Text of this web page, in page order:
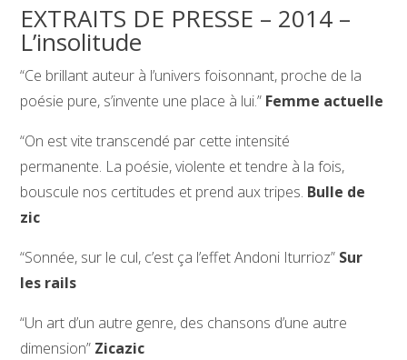
EXTRAITS DE PRESSE – 2014 –
L’insolitude
“Ce brillant auteur à l’univers foisonnant, proche de la
poésie pure, s’invente une place à lui.” Femme actuelle
“On est vite transcendé par cette intensité
permanente. La poésie, violente et tendre à la fois,
bouscule nos certitudes et prend aux tripes. Bulle de
zic
“Sonnée, sur le cul, c’est ça l’effet Andoni Iturrioz” Sur
les rails
“Un art d’un autre genre, des chansons d’une autre
dimension” Zicazic